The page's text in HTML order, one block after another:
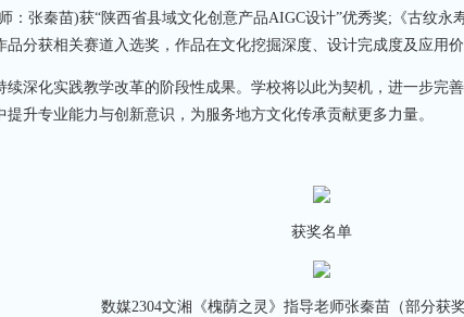
：张秦苗)获“陕西省县域文化创意产品AIGC设计”优秀奖;《古纹
品分获相关赛道入选奖，作品在文化挖掘深度、设计完成度及应用
化实践教学改革的阶段性成果。学校将以此为契机，进一步完
升专业能力与创新意识，为服务地方文化传承贡献更多力量。
获奖名单
数媒2304文湘《槐荫之灵》指导老师张秦苗（部分获